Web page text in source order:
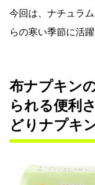
今回は、ナチュラ
らの寒い季節に活
布ナプキン
られる便利
どりナプキ